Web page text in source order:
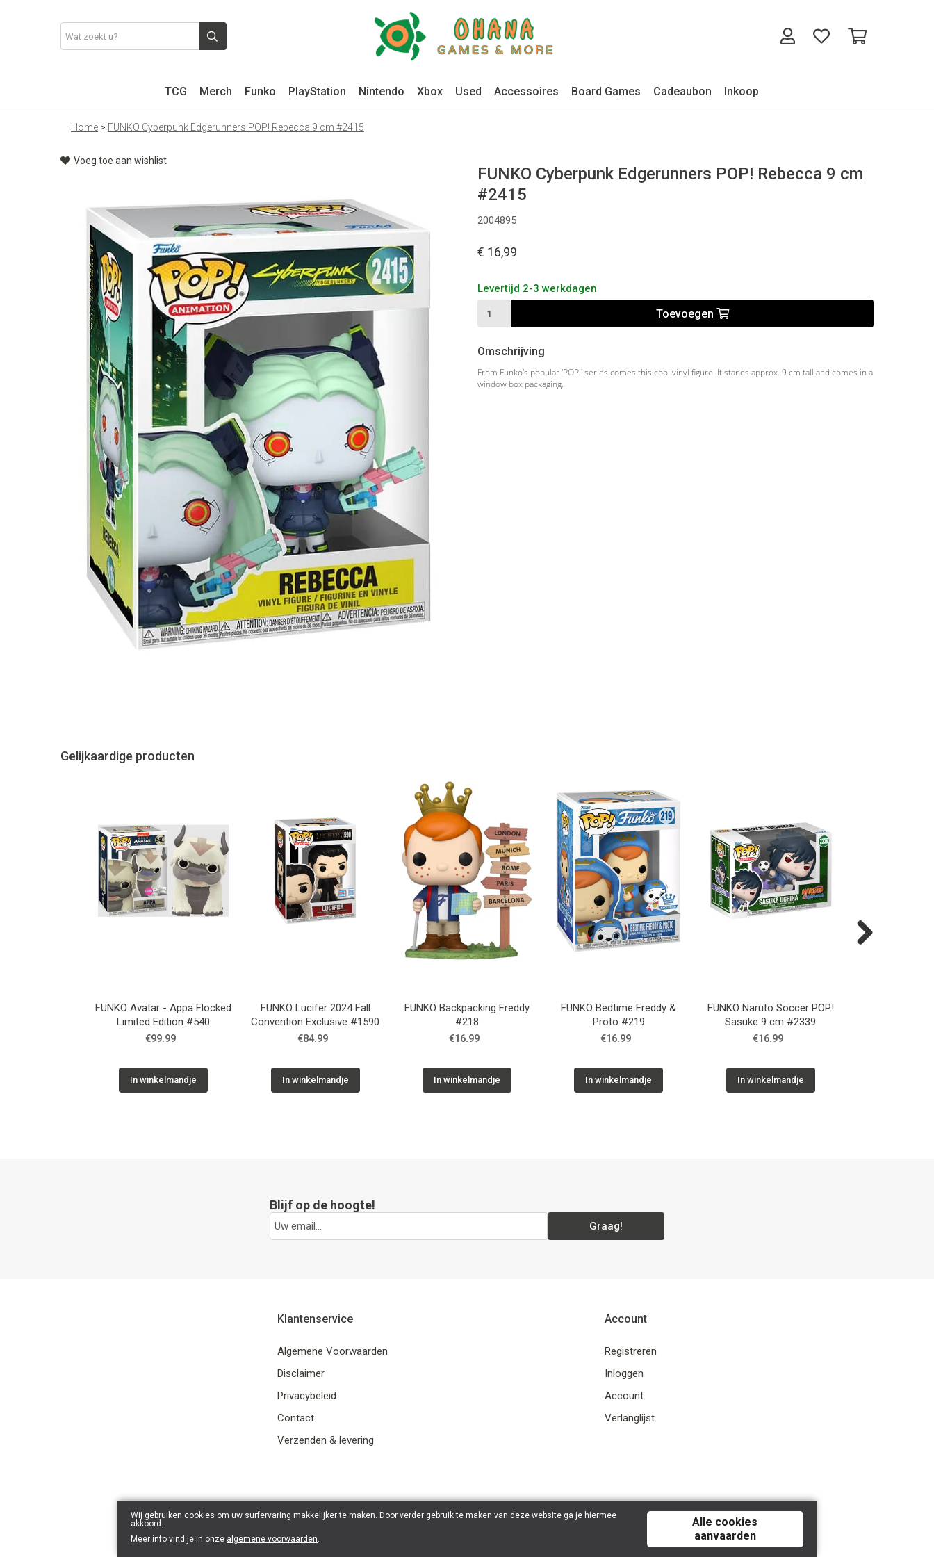
TCG Merch Funko PlayStation Nintendo Xbox Used Accessoires Board Games Cadeaubon Inkoop
Home > FUNKO Cyberpunk Edgerunners POP! Rebecca 9 cm #2415
Voeg toe aan wishlist
FUNKO Cyberpunk Edgerunners POP! Rebecca 9 cm
#2415
2004895
€ 16,99
Levertijd 2-3 werkdagen
Toevoegen
Omschrijving
From Funko's popular 'POP!' series comes this cool vinyl figure. It stands approx. 9 cm tall and comes in a
window box packaging.
Gelijkaardige producten
FUNKO Avatar - Appa Flocked
Limited Edition #540
€99.99
In winkelmandje
FUNKO Lucifer 2024 Fall
Convention Exclusive #1590
€84.99
In winkelmandje
FUNKO Backpacking Freddy
#218
€16.99
In winkelmandje
FUNKO Bedtime Freddy &
Proto #219
€16.99
In winkelmandje
FUNKO Naruto Soccer POP!
Sasuke 9 cm #2339
€16.99
In winkelmandje
Blijf op de hoogte!
Graag!
Klantenservice
Algemene Voorwaarden
Disclaimer
Privacybeleid
Contact
Verzenden & levering
Account
Registreren
Inloggen
Account
Verlanglijst
Wij gebruiken cookies om uw surfervaring makkelijker te maken. Door verder gebruik te maken van deze website ga je hiermee
akkoord.
Meer info vind je in onze algemene voorwaarden.
Alle cookies
aanvaarden